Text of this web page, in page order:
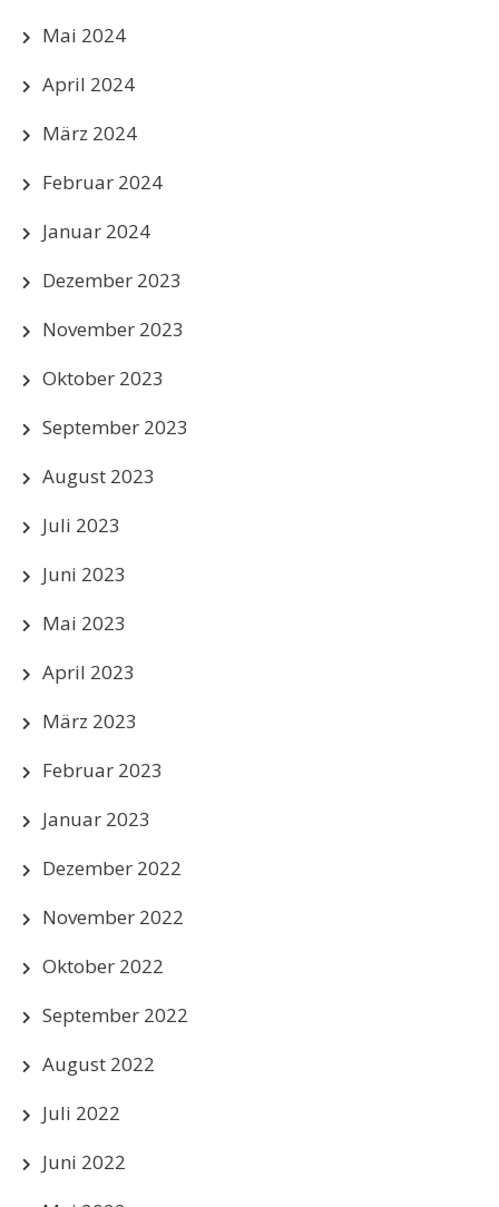
Mai 2024
April 2024
März 2024
Februar 2024
Januar 2024
Dezember 2023
November 2023
Oktober 2023
September 2023
August 2023
Juli 2023
Juni 2023
Mai 2023
April 2023
März 2023
Februar 2023
Januar 2023
Dezember 2022
November 2022
Oktober 2022
September 2022
August 2022
Juli 2022
Juni 2022